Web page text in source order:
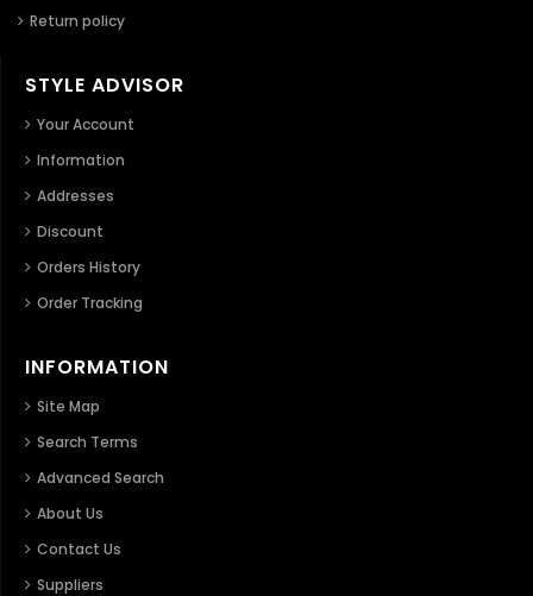
Return policy
STYLE ADVISOR
Your Account
Information
Addresses
Discount
Orders History
Order Tracking
INFORMATION
Site Map
Search Terms
Advanced Search
About Us
Contact Us
Suppliers